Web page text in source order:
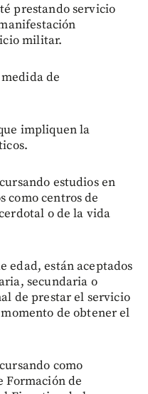
prestando servicio
militar.
de
impliquen la
estudios en
como centros de
o de la vida
edad, están aceptados
secundaria o
de prestar el servicio
de obtener el
como
Formación de